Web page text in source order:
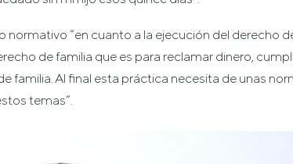
“en cuanto a la ejecución del derecho
de familia que es para reclamar dinero,
familia. Al final esta práctica necesita de unas
temas”.